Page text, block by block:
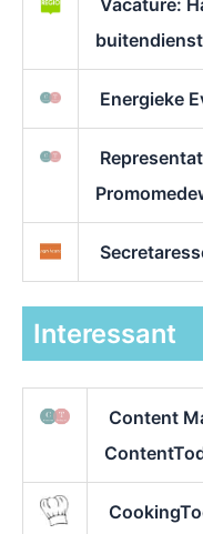
Vacature:
Energieke
Interessant
Content